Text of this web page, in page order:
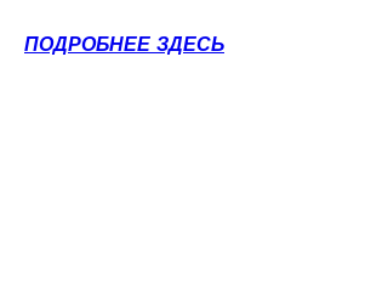
ПОДРОБНЕЕ ЗДЕСЬ